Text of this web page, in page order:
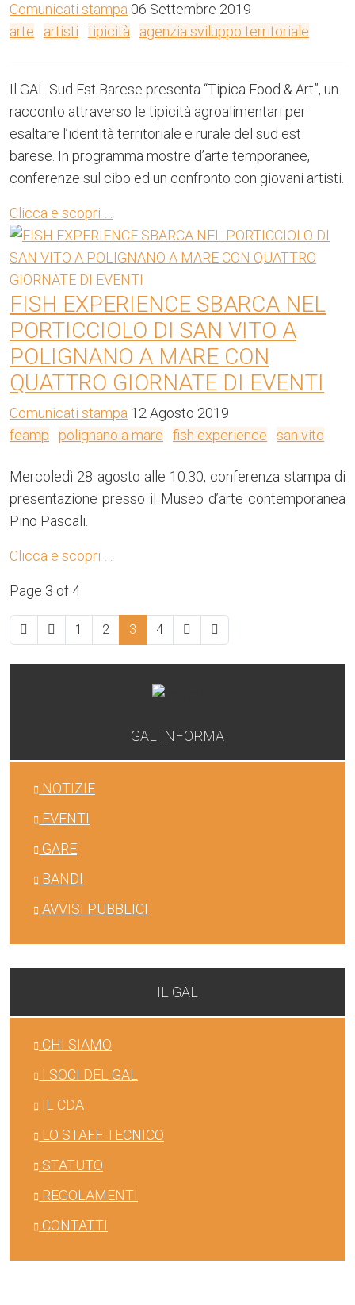
Comunicati stampa 06 Settembre 2019
arte
artisti tipicità agenzia sviluppo territoriale
Il GAL Sud Est Barese presenta “Tipica Food & Art”, un
racconto attraverso le tipicità agroalimentari per
esaltare l’identità territoriale e rurale del sud est
barese. In programma mostre d’arte temporanee,
conferenze sul cibo ed un confronto con giovani artisti.
Clicca e scopri …
FISH EXPERIENCE SBARCA NEL
PORTICCIOLO DI SAN VITO A
POLIGNANO A MARE CON
QUATTRO GIORNATE DI EVENTI
Comunicati stampa 12 Agosto 2019
feamp
polignano a mare fish experience san vito
Mercoledì 28 agosto alle 10.30, conferenza stampa di
presentazione presso il Museo d’arte contemporanea
Pino Pascali.
Clicca e scopri …
Page 3 of 4
1 2 3 4
GAL INFORMA
NOTIZIE
EVENTI
GARE
BANDI
AVVISI PUBBLICI
IL GAL
CHI SIAMO
I SOCI DEL GAL
IL CDA
LO STAFF TECNICO
STATUTO
REGOLAMENTI
CONTATTI